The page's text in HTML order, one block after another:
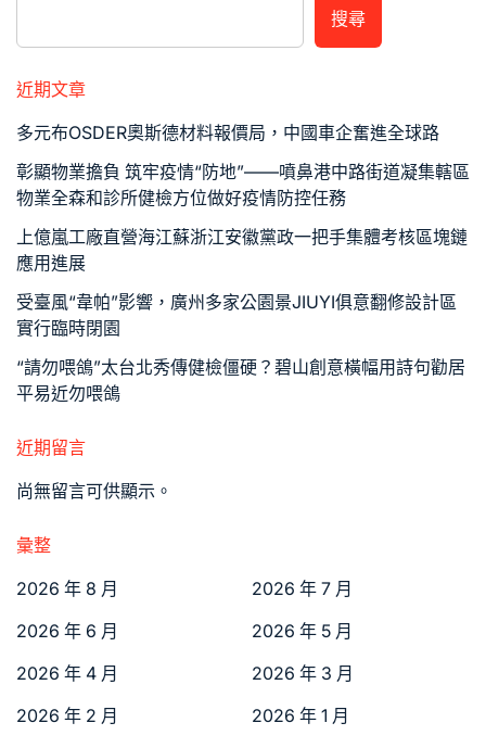
搜尋
近期文章
多元布OSDER奧斯德材料報價局，中國車企奮進全球路
彰顯物業擔負 筑牢疫情“防地”——噴鼻港中路街道凝集轄區
物業全森和診所健檢方位做好疫情防控任務
上億嵐工廠直營海江蘇浙江安徽黨政一把手集體考核區塊鏈
應用進展
受臺風“韋帕”影響，廣州多家公園景JIUYI俱意翻修設計區
實行臨時閉園
“請勿喂鴿”太台北秀傳健檢僵硬？碧山創意橫幅用詩句勸居
平易近勿喂鴿
近期留言
尚無留言可供顯示。
彙整
2026 年 8 月
2026 年 7 月
2026 年 6 月
2026 年 5 月
2026 年 4 月
2026 年 3 月
2026 年 2 月
2026 年 1 月